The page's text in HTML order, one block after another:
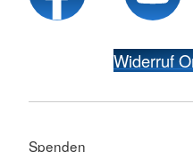
Widerruf
Spenden